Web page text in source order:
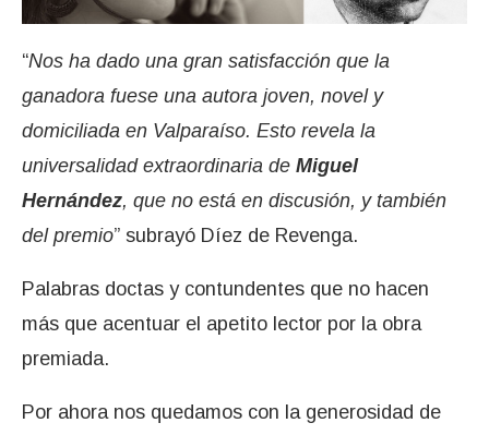
“Nos ha dado una gran satisfacción que la
ganadora fuese una autora joven, novel y
domiciliada en Valparaíso. Esto revela la
universalidad extraordinaria de Miguel
Hernández, que no está en discusión, y también
del premio” subrayó Díez de Revenga.
Palabras doctas y contundentes que no hacen
más que acentuar el apetito lector por la obra
premiada.
Por ahora nos quedamos con la generosidad de